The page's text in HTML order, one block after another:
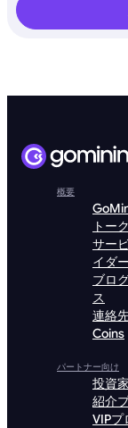
概要
トー
サー
イダー
ブロ
ス
連絡
Coins
パートナー向け
投資
紹介
VIPプ